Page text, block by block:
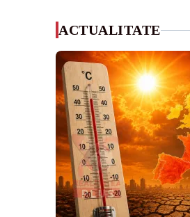
ACTUALITATE